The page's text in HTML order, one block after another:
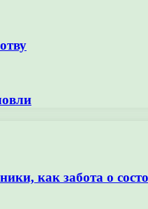
как забота о